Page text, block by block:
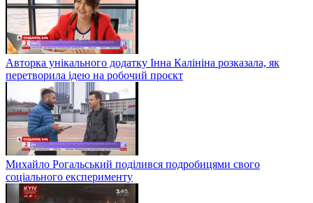
Авторка унікального додатку Інна Калініна розказала, як
перетворила ідею на робочий проєкт
Михайло Рогальський поділився подробицями свого
соціального експерименту